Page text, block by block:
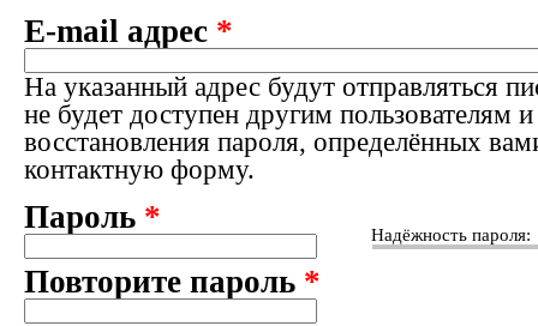
E-mail адрес *
На указанный адрес будут отправляться
не будет доступен другим пользователям
восстановления пароля, определённых
контактную форму.
Надёжность пароля:
Пароль *
Повторите пароль *